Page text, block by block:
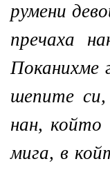
румени
пречаха
Поканихме
шепите си,
нан, който
мига, в